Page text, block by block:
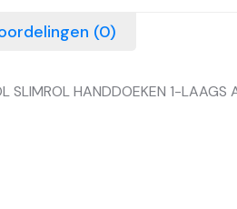
(0)
SLIMROL HANDDOEKEN 1-LAAGS